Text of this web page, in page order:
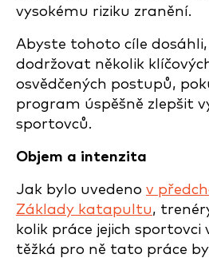
vysokému riziku zranění.
Abyste tohoto cíle
dodržovat několik
osvědčených postupů,
program úspěšně zlepšit
sportovců.
Objem a intenzita
Jak bylo uvedeno v
Základy katapultu,
kolik práce jejich sportovci
těžká pro ně tato práce